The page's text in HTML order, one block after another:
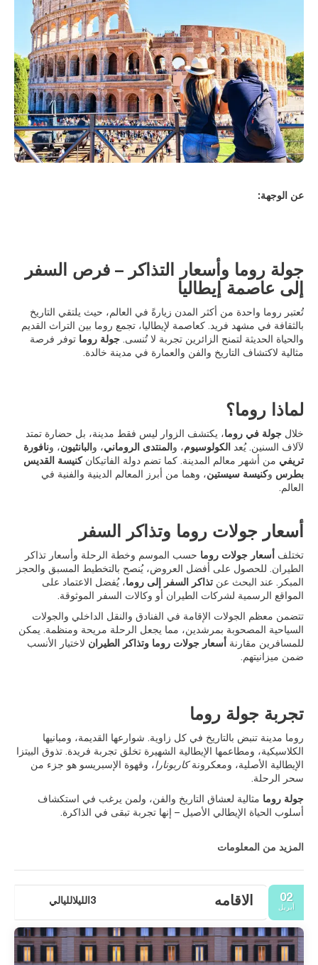
عن الوجهة:
جولة روما وأسعار التذاكر – فرص السفر
إلى عاصمة إيطاليا
تُعتبر روما واحدة من أكثر المدن زيارةً في العالم، حيث يلتقي التاريخ
بالثقافة في مشهد فريد. كعاصمة لإيطاليا، تجمع روما بين التراث القديم
والحياة الحديثة لتمنح الزائرين تجربة لا تُنسى. جولة روما توفر فرصة
مثالية لاكتشاف التاريخ والفن والعمارة في مدينة خالدة.
لماذا روما؟
خلال جولة في روما، يكتشف الزوار ليس فقط مدينة، بل حضارة تمتد
لآلاف السنين. يُعد الكولوسيوم، و المنتدى الروماني، و البانثيون، ونافورة
تريفي من أشهر معالم المدينة. كما تضم دولة الفاتيكان كنيسة القديس
بطرس وكنيسة سيستين، وهما من أبرز المعالم الدينية والفنية في
العالم.
أسعار جولات روما وتذاكر السفر
تختلف أسعار جولات روما حسب الموسم وخطة الرحلة وأسعار تذاكر
الطيران. للحصول على أفضل العروض، يُنصح بالتخطيط المسبق والحجز
المبكر. عند البحث عن تذاكر السفر إلى روما، يُفضل الاعتماد على
المواقع الرسمية لشركات الطيران أو وكالات السفر الموثوقة.
تتضمن معظم الجولات الإقامة في الفنادق والنقل الداخلي والجولات
السياحية المصحوبة بمرشدين، مما يجعل الرحلة مريحة ومنظمة. يمكن
للمسافرين مقارنة
أسعار جولات روما وتذاكر الطيران لاختيار الأنسب
ضمن ميزانيتهم.
تجربة جولة روما
روما مدينة تنبض بالتاريخ في كل زاوية. شوارعها القديمة، ومبانيها
الكلاسيكية، ومطاعمها الإيطالية الشهيرة تخلق تجربة فريدة. تذوق البيتزا
الإيطالية الأصلية، ومعكرونةكاربونارا، وقهوة الإسبريسو هو جزء من
سحر الرحلة.
جولة روما مثالية لعشاق التاريخ والفن، ولمن يرغب في استكشاف
أسلوب الحياة الإيطالي الأصيل – إنها تجربة تبقى في الذاكرة.
المزيد من المعلومات
02
أبريل الاقامه 3الليلالليالي